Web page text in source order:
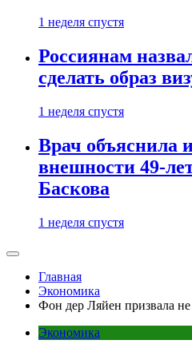
1 неделя спустя
Россиянам
сделать образ
1 неделя спустя
Врач объяснила
внешности 49-
Баскова
1 неделя спустя
Главная
Экономика
Фон дер Ляйен призвала
Экономика